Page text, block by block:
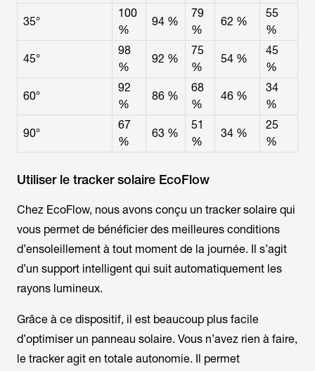
35°
100
%
94 %
79
%
62 %
55
%
45°
98
%
92 %
75
%
54 %
45
%
60°
92
%
86 %
68
%
46 %
34
%
90°
67
%
63 %
51
%
34 %
25
%
Utiliser le tracker solaire EcoFlow
Chez EcoFlow, nous avons conçu un tracker solaire qui
vous permet de bénéficier des meilleures conditions
d’ensoleillement à tout moment de la journée. Il s’agit
d’un support intelligent qui suit automatiquement les
rayons lumineux.
Grâce à ce dispositif, il est beaucoup plus facile
d’optimiser un panneau solaire. Vous n’avez rien à faire,
le tracker agit en totale autonomie. Il permet